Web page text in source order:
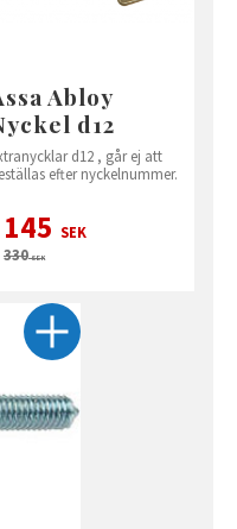
Abloy
d12
d12 , går ej att
efter nyckelnummer.
145 SEK
330SEK